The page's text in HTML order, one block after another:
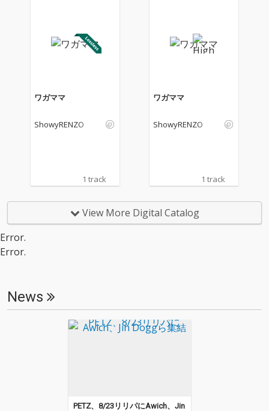
ワガママ
ShowyRENZO
1 track
ワガママ
ShowyRENZO
1 track
View More Digital Catalog
Error.
Error.
News
PETZ、8/23リリパにAwich、Jin